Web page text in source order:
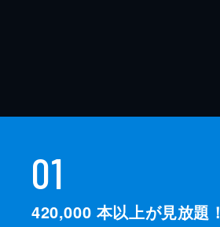
01
420,000 本以上が見放題！